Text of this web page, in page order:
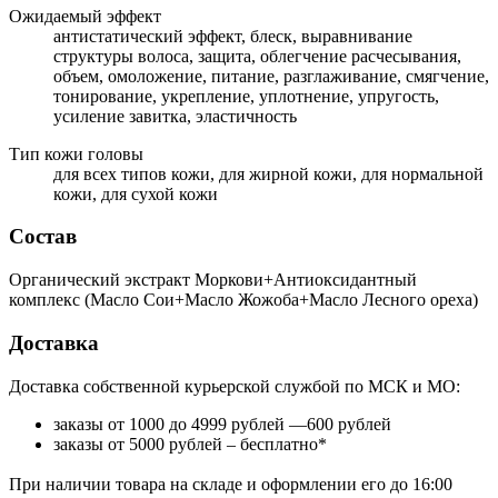
Ожидаемый эффект
антистатический эффект, блеск, выравнивание
структуры волоса, защита, облегчение расчесывания,
объем, омоложение, питание, разглаживание, смягчение,
тонирование, укрепление, уплотнение, упругость,
усиление завитка, эластичность
Тип кожи головы
для всех типов кожи, для жирной кожи, для нормальной
кожи, для сухой кожи
Состав
Органический экстракт Моркови+Антиоксидантный
комплекс (Масло Сои+Масло Жожоба+Масло Лесного ореха)
Доставка
Доставка собственной курьерской службой по МСК и МО:
заказы от 1000 до 4999 рублей —600 рублей
заказы от 5000 рублей – бесплатно*
При наличии товара на складе и оформлении его до 16:00